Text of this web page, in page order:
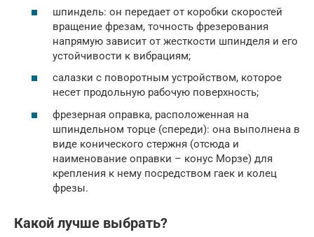
шпиндель: он передает от коробки скоростей
вращение фрезам, точность фрезерования
напрямую зависит от жесткости шпинделя и его
устойчивости к вибрациям;
салазки с поворотным устройством, которое
несет продольную рабочую поверхность;
фрезерная оправка, расположенная на
шпиндельном торце (спереди): она выполнена в
виде конического стержня (отсюда и
наименование оправки – конус Морзе) для
крепления к нему посредством гаек и колец
фрезы.
Какой лучше выбрать?